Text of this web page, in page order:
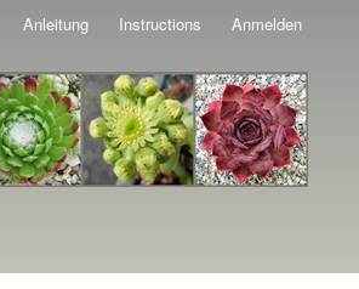
Anleitung Instructions Anmelden